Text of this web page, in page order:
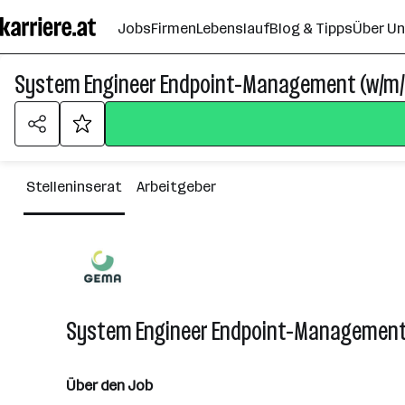
Seiteninhalt
springen
JobsFirmenLebenslaufBlog & TippsÜber
System Engineer Endpoint-Management (w/
Stelleninserat Arbeitgeber
System Engineer Endpoint-
Über den Job